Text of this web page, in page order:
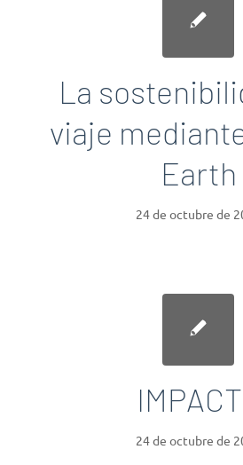
La
viaje
Earth
24 de octubre de
24 de octubre de